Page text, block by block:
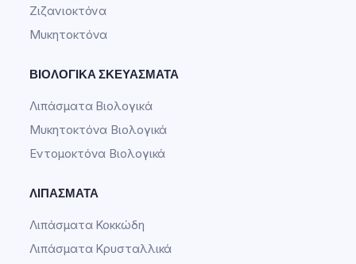
Ζιζανιοκτόνα
Μυκητοκτόνα
ΒΙΟΛΟΓΙΚΆ ΣΚΕΥΆΣΜΑΤΑ
Λιπάσματα Βιολογικά
Μυκητοκτόνα Βιολογικά
Εντομοκτόνα Βιολογικά
ΛΙΠΆΣΜΑΤΑ
Λιπάσματα Κοκκώδη
Λιπάσματα Κρυσταλλικά